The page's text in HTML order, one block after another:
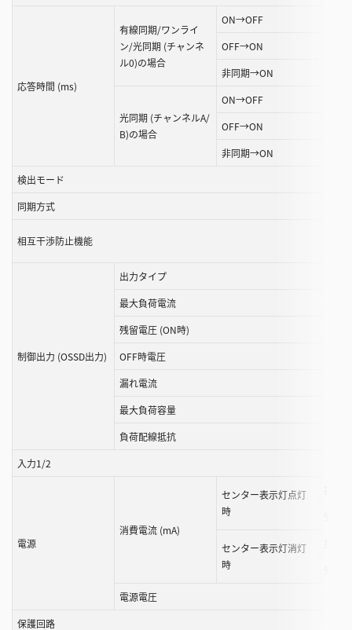
応答時間 (ms)
有線同期/ワンライ
ン/光同期 (チャンネ
ル0)の場合
ON→OFF
OFF→ON
非同期→ON
光同期 (チャンネルA/
B)の場合
ON→OFF
OFF→ON
非同期→ON
検出モード
同期方式
相互干渉防止機能
制御出力 (OSSD出力)
出力タイプ
最大負荷電流
残留電圧 (ON時)
OFF時電圧
漏れ電流
最大負荷容量
負荷配線抵抗
入力1/2
電源
消費電流 (mA)
センター表示灯点灯
時
センター表示灯消灯
時
電源電圧
保護回路